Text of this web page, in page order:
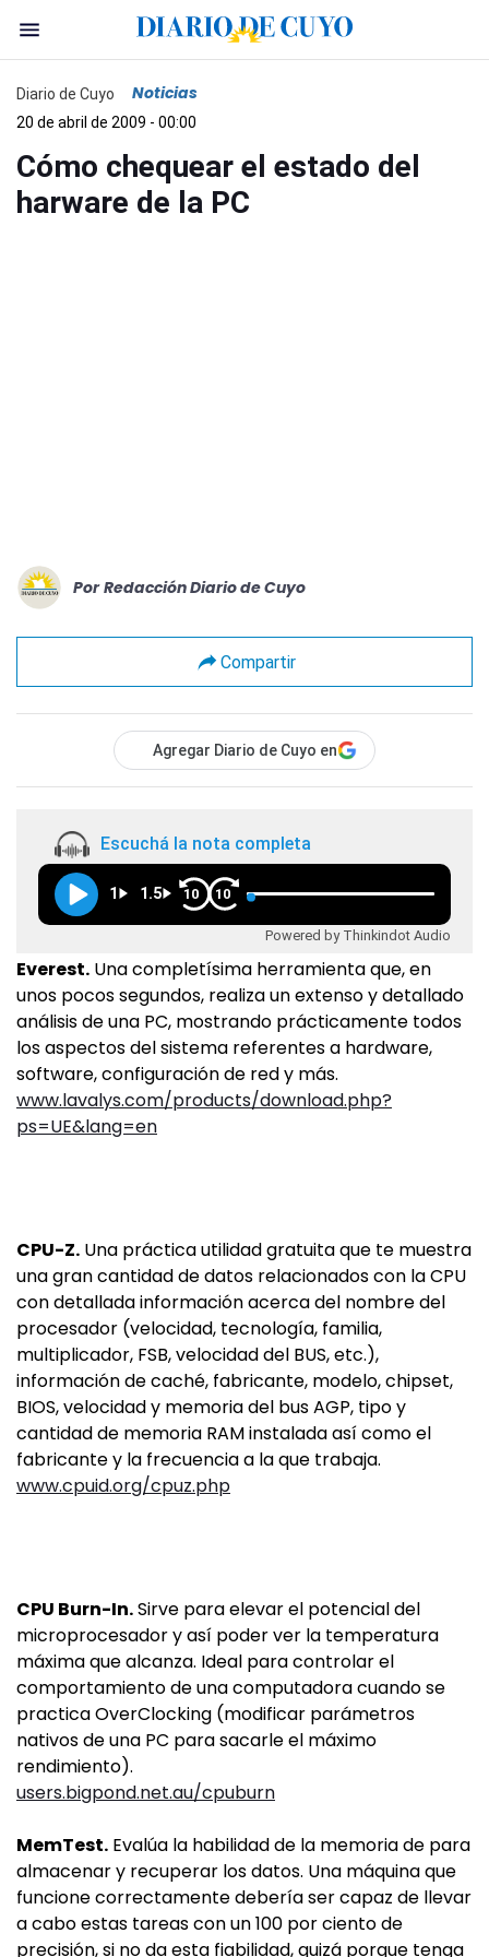
Diario de Cuyo Noticias
20 de abril de 2009 - 00:00
Cómo chequear el estado del
harware de la PC
Por Redacción Diario de Cuyo
Compartir
Agregar Diario de Cuyo en
Escuchá la nota completa
1 1.5 10 10
Powered by Thinkindot Audio
Everest. Una completísima herramienta que, en
unos pocos segundos, realiza un extenso y detallado
análisis de una PC, mostrando prácticamente todos
los aspectos del sistema referentes a hardware,
software, configuración de red y más.
www.lavalys.com/products/download.php?
ps=UE&lang=en
CPU-Z. Una práctica utilidad gratuita que te muestra
una gran cantidad de datos relacionados con la CPU
con detallada información acerca del nombre del
procesador (velocidad, tecnología, familia,
multiplicador, FSB, velocidad del BUS, etc.),
información de caché, fabricante, modelo, chipset,
BIOS, velocidad y memoria del bus AGP, tipo y
cantidad de memoria RAM instalada así como el
fabricante y la frecuencia a la que trabaja.
www.cpuid.org/cpuz.php
CPU Burn-In.Sirve para elevar el potencial del
microprocesador y así poder ver la temperatura
máxima que alcanza. Ideal para controlar el
comportamiento de una computadora cuando se
practica OverClocking (modificar parámetros
nativos de una PC para sacarle el máximo
rendimiento).
users.bigpond.net.au/cpuburn
MemTest. Evalúa la habilidad de la memoria de para
almacenar y recuperar los datos. Una máquina que
funcione correctamente debería ser capaz de llevar
a cabo estas tareas con un 100 por ciento de
precisión, si no da esta fiabilidad, quizá porque tenga